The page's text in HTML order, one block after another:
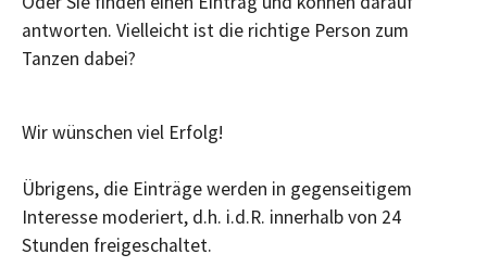
antworten. Vielleicht ist die richtige Person zum
Tanzen dabei?
Wir wünschen viel Erfolg!
Übrigens, die Einträge werden in gegenseitigem
Interesse moderiert, d.h. i.d.R. innerhalb von 24
Stunden freigeschaltet.